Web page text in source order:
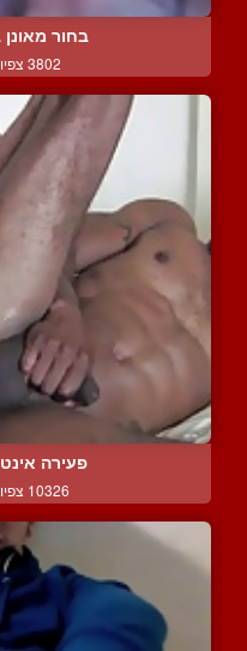
בחור
3802 צפיות
פעירה
10326 צפיות